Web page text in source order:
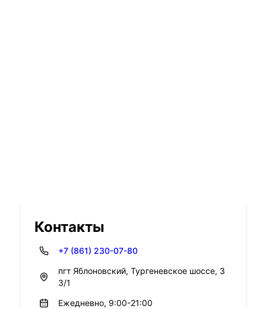
Контакты
+7 (861) 230-07-80
пгт Яблоновский, Тургеневское шоссе, 3
3/1
Ежедневно, 9:00-21:00